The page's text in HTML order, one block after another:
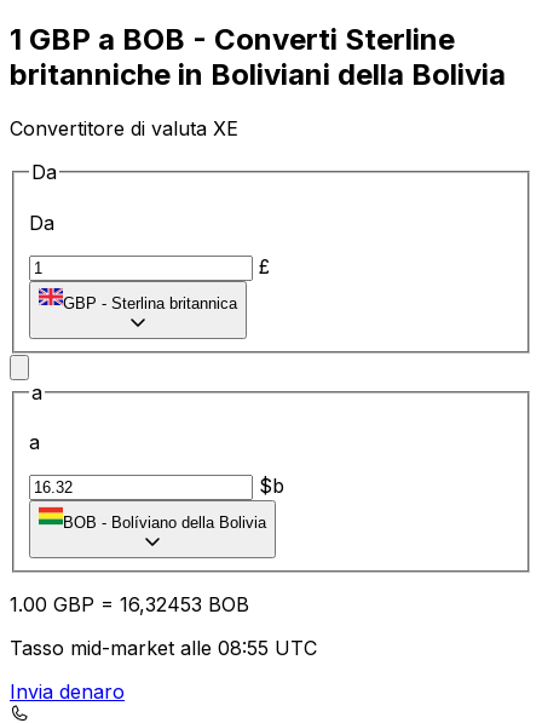
1 GBP a BOB - Converti Sterline
britanniche in Boliviani della Bolivia
Convertitore di valuta XE
Da
Da
£
GBP - Sterlina britannica
a
a
$b
BOB - Bolíviano della Bolivia
1.00 GBP = 16,32453 BOB
Tasso mid-market alle 08:55 UTC
Invia denaro